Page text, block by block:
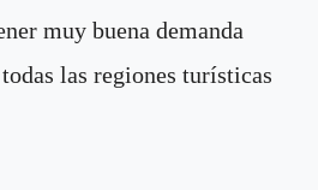
muy buena demanda
las regiones turísticas